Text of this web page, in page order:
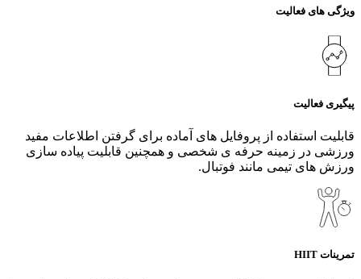
ویژگی های فعالیت
پیگیری فعالیت
قابلیت استفاده از پروفایل های آماده برای گرفتن اطلاعات مفید
ورزشی در زمینه حرفه ی شخصی و همچنین قابلیت پیاده سازی
ورزش های تیمی مانند فوتبال.
تمرینات HIIT